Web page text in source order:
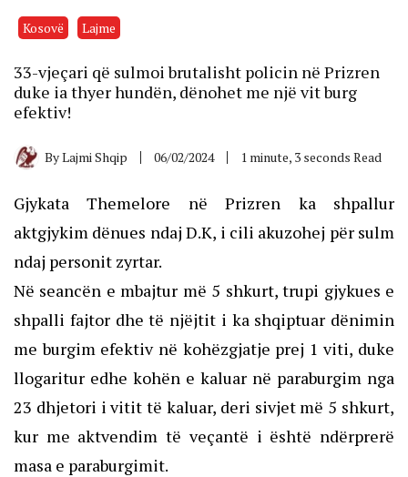
Kosovë Lajme
33-vjeçari që sulmoi brutalisht policin në Prizren
duke ia thyer hundën, dënohet me një vit burg
efektiv!
ByLajmi Shqip 06/02/2024 1 minute, 3 seconds Read
Gjykata Themelore në Prizren ka shpallur
aktgjykim dënues ndaj D.K, i cili akuzohej për sulm
ndaj personit zyrtar.
Në seancën e mbajtur më 5 shkurt, trupi gjykues e
shpalli fajtor dhe të njëjtit i ka shqiptuar dënimin
me burgim efektiv në kohëzgjatje prej 1 viti, duke
llogaritur edhe kohën e kaluar në paraburgim nga
23 dhjetori i vitit të kaluar, deri sivjet më 5 shkurt,
kur me aktvendim të veçantë i është ndërprerë
masa e paraburgimit.